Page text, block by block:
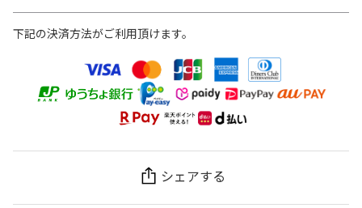
下記の決済方法がご利用頂けます。
シェアする